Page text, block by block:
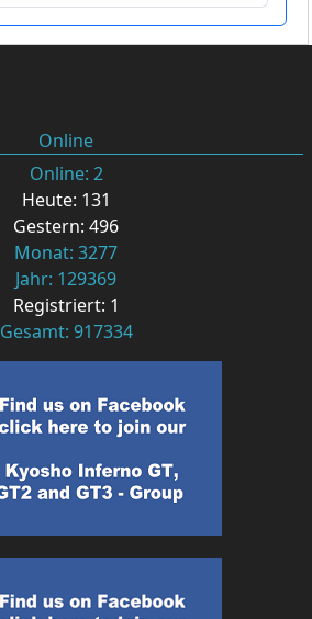
Online
Online: 2
Heute: 131
Gestern: 496
Monat: 3277
Jahr: 129369
Registriert: 1
Gesamt: 917334